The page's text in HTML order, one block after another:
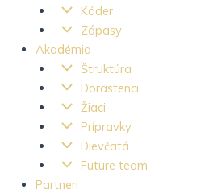
Káder
Zápasy
Akadémia
Štruktúra
Dorastenci
Žiaci
Prípravky
Dievčatá
Future team
Partneri